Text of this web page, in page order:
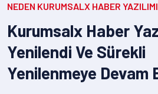
NEDEN KURUMSALX HABER YAZILIMI
Kurumsalx Haber
Yenilendi Ve Sürekli
Yenilenmeye Devam